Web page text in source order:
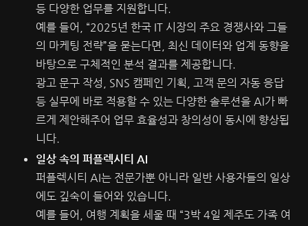
등 다양한 업무를 지원합니다.
예를 들어, “2025년 한국 IT 시장의 주요 경쟁사와 그들
의 마케팅 전략”을 묻는다면, 최신 데이터와 업계 동향을
바탕으로 구체적인 분석 결과를 제공합니다.
광고 문구 작성, SNS 캠페인 기획, 고객 문의 자동 응답
등 실무에 바로 적용할 수 있는 다양한 솔루션을 AI가 빠
르게 제안해주어 업무 효율성과 창의성이 동시에 향상됩
니다.
일상 속의 퍼플렉시티 AI
퍼플렉시티 AI는 전문가뿐 아니라 일반 사용자들의 일상
에도 깊숙이 들어와 있습니다.
예를 들어, 여행 계획을 세울 때 “3박 4일 제주도 가족 여